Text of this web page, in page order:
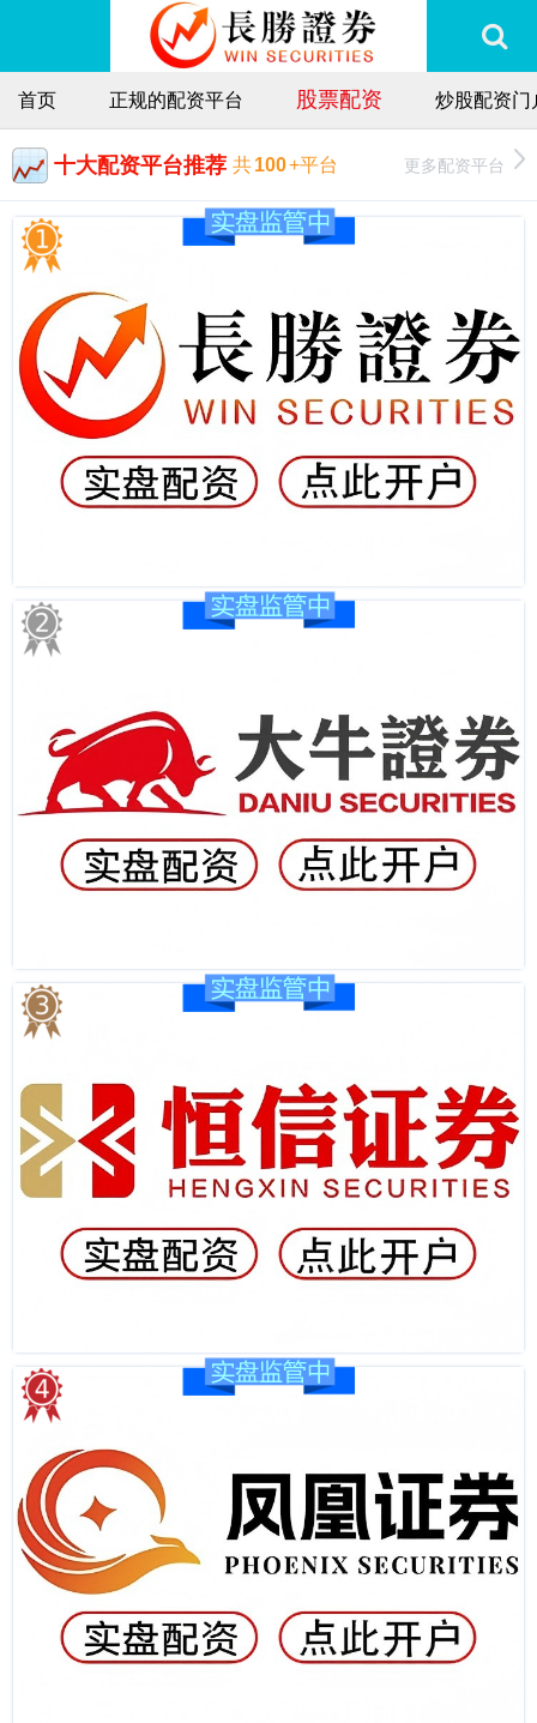
首页 正规的配资平台 股票配资 炒股配资门
十大配资平台推荐 共100+平台 更多配资平台